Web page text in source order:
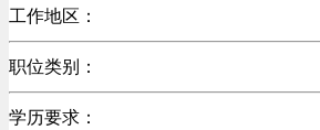
工作地区：
不限
北京
广东
职位类别：
不限
学历要求：